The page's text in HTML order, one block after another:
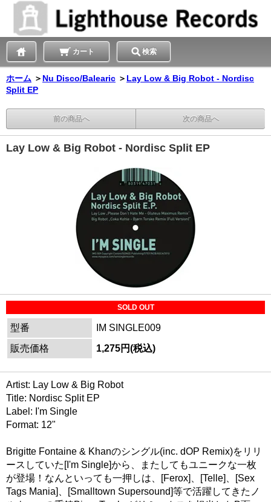
カート 検索
ホーム ＞ Nu Disco/Balearic ＞ Lay Low & Big Robot - Nordisc
Split EP
前の商品へ 次の商品へ
Lay Low & Big Robot - Nordisc Split EP
SOLD OUT
型番
IM SINGLE009
販売価格
1,275円(税込)
Artist: Lay Low & Big Robot
Title: Nordisc Split EP
Label: I'm Single
Format: 12"
Brigitte Fontaine & Khanのシングル(inc. dOP Remix)をリリ
ースしていた[I'm Single]から、またしてもユニークな一枚
が登場！なんといっても一押しは、[Ferox]、[Telle]、[Sex
Tags Mania]、[Smalltown Supersound]等で活躍してきたノ